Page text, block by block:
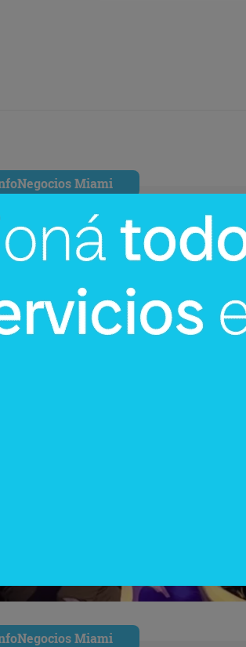
Miami
Connect 2026 (parte III): ¿cómo
el nuevo estándar de
(Long video + Tik Tok
cross + eventos)
Miami